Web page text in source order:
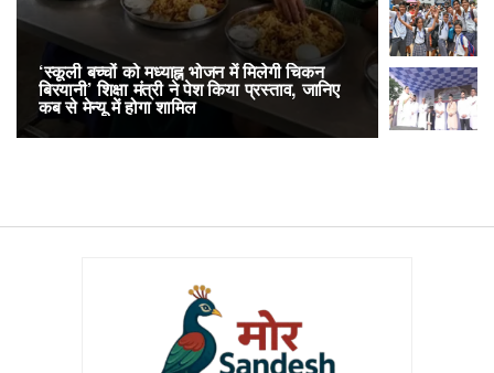
‘स्कूली बच्चों को मध्याह्न भोजन में मिलेगी चिकन
बिरयानी’ शिक्षा मंत्री ने पेश किया प्रस्ताव, जानिए
कब से मेन्यू में होगा शामिल
RailOne
लोकप्रिय,
अनारक्षित